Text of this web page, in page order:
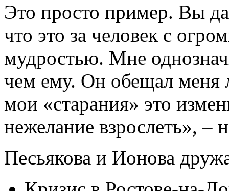
Это просто пример. Вы
что это за человек с
мудростью. Мне
чем ему. Он обещал меня
мои «старания» это
нежелание взрослеть», –
Песьякова и Ионова